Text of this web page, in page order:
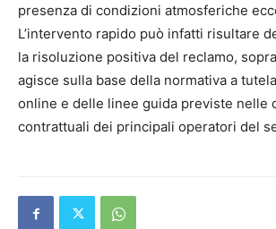
presenza di condizioni atmosferiche
L’intervento rapido può infatti risultare
la risoluzione positiva del reclamo,
agisce sulla base della normativa a
online e delle linee guida previste nelle
contrattuali dei principali operatori del